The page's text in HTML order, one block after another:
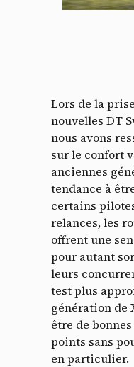
Lors de la
nouvelles DT
nous avons
sur le confort
anciennes
tendance à
certains
relances, les
offrent une
pour autant
leurs
test plus
génération de
être de
points sans
en particulier.